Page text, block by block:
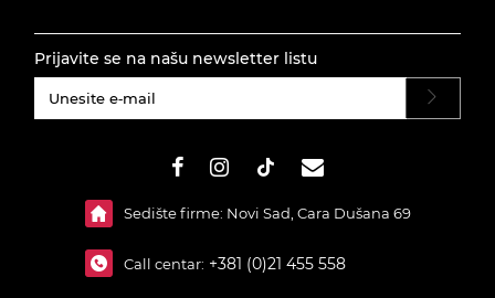
Prijavite se na našu newsletter listu
Sedište firme: Novi Sad, Cara Dušana 69
Call centar: +381 (0)21 455 558